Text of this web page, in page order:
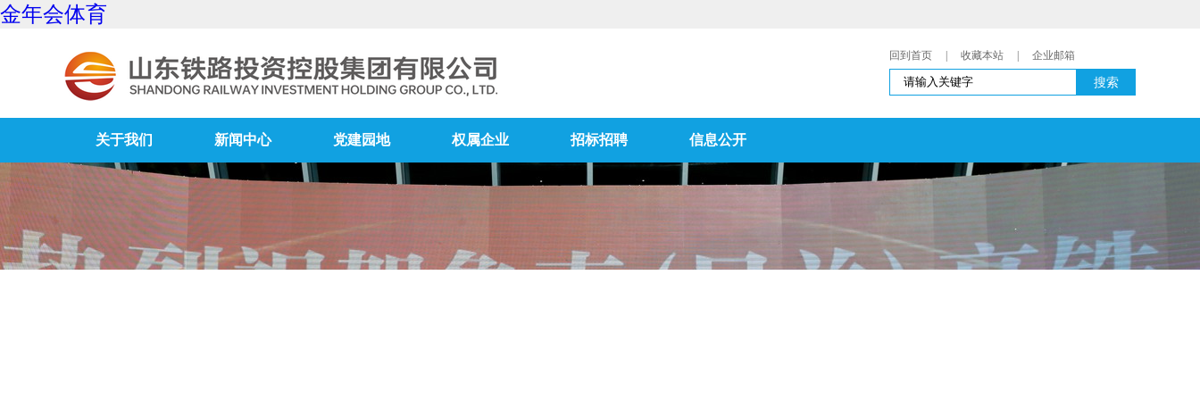
金年会体育
回到首页 收藏本站 企业邮箱
搜索
关于我们 新闻中心 党建园地 权属企业 招标招聘 信息公开